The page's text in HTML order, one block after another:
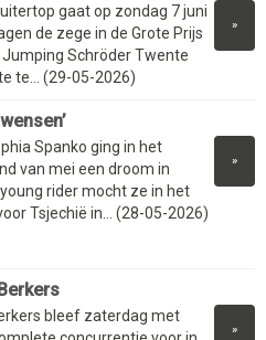
»
gaat op zondag 7 juni
de zege in de Grote Prijs
Schröder Twente
te... (29-05-2026)
»
Spanko ging in het
van mei een droom in
rider mocht ze in het
Tsjechië in... (28-05-2026)
»
bleef zaterdag met